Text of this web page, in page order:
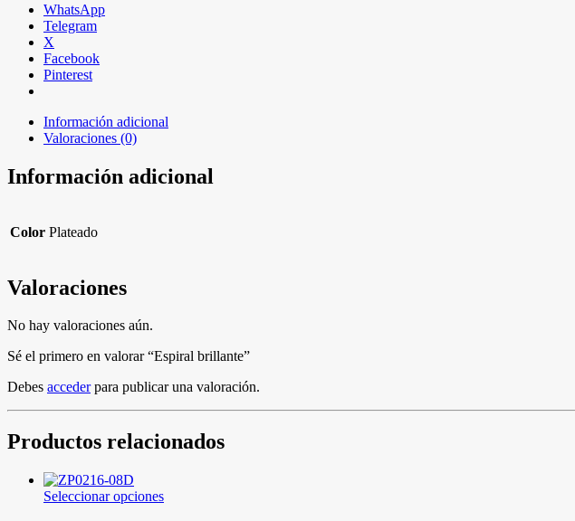
WhatsApp
Telegram
X
Facebook
Pinterest
Información adicional
Valoraciones (0)
Información adicional
Color Plateado
Valoraciones
No hay valoraciones aún.
Sé el primero en valorar “Espiral brillante”
Debes accederpara publicar una valoración.
Productos relacionados
Seleccionar opciones